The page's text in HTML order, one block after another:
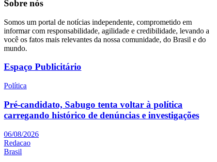
Sobre nós
Somos um portal de notícias independente, comprometido em
informar com responsabilidade, agilidade e credibilidade, levando a
você os fatos mais relevantes da nossa comunidade, do Brasil e do
mundo.
Espaço Publicitário
Política
Pré-candidato, Sabugo tenta voltar à política
carregando histórico de denúncias e investigações
06/08/2026
Redacao
Brasil